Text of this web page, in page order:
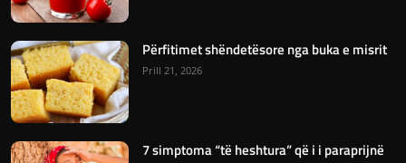
Përfitimet shëndetësore nga buka e misrit
Prill 21, 2026
7 simptoma “të heshtura” që i i paraprijnë